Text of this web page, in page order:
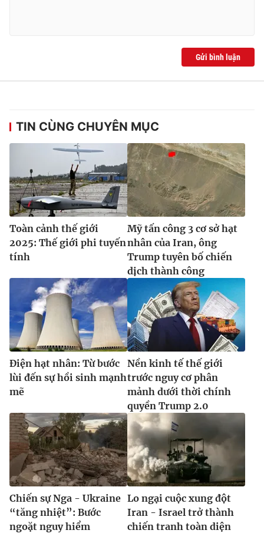
Gửi bình luận
TIN CÙNG CHUYÊN MỤC
Toàn cảnh thế giới
2025: Thế giới phi tuyến
tính
Mỹ tấn công 3 cơ sở hạt
nhân của Iran, ông
Trump tuyên bố chiến
dịch thành công
Điện hạt nhân: Từ bước
lùi đến sự hồi sinh mạnh
mẽ
Nền kinh tế thế giới
trước nguy cơ phân
mảnh dưới thời chính
quyền Trump 2.0
Chiến sự Nga - Ukraine
“tăng nhiệt”: Bước
ngoặt nguy hiểm
Lo ngại cuộc xung đột
Iran - Israel trở thành
chiến tranh toàn diện